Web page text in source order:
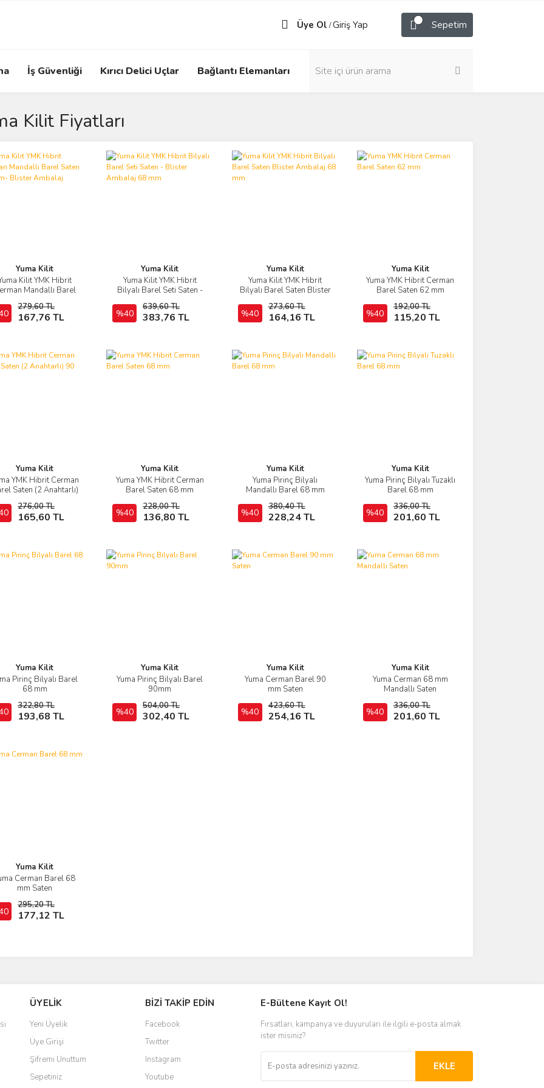
Üye Ol /Giriş Yap Sepetim
İş Güvenliği Kırıcı Delici Uçlar Bağlantı Elemanları
Kilit Fiyatları
Yuma Kilit
Kilit YMK Hibrit
Mandallı Barel
Ambalaj
279,60 TL
167,76 TL
İncele
Sepete Ekle
Yuma Kilit
Yuma Kilit YMK Hibrit
Bilyalı Barel Seti Saten -
%40
639,60 TL
383,76 TL
İncele
Sepete Ekle
Yuma Kilit
Yuma Kilit YMK Hibrit
Bilyalı Barel Saten Blister
%40
273,60 TL
164,16 TL
İncele
Sepete Ekle
Yuma Kilit
Yuma YMK Hibrit Cerman
Barel Saten 62 mm
%40
192,00 TL
115,20 TL
İncele
Sepete Ekle
Yuma Kilit
YMK Hibrit Cerman
Saten (2 Anahtarlı)
276,00 TL
165,60 TL
İncele
Sepete Ekle
Yuma Kilit
Yuma YMK Hibrit Cerman
Barel Saten 68 mm
%40
228,00 TL
136,80 TL
İncele
Sepete Ekle
Yuma Kilit
Yuma Pirinç Bilyalı
Mandallı Barel 68 mm
%40
380,40 TL
228,24 TL
İncele
Sepete Ekle
Yuma Kilit
Yuma Pirinç Bilyalı Tuzaklı
Barel 68 mm
%40
336,00 TL
201,60 TL
İncele
Sepete Ekle
Yuma Kilit
Pirinç Bilyalı Barel
68 mm
322,80 TL
193,68 TL
İncele
Sepete Ekle
Yuma Kilit
Yuma Pirinç Bilyalı Barel
90mm
%40
504,00 TL
302,40 TL
İncele
Sepete Ekle
Yuma Kilit
Yuma Cerman Barel 90
mm Saten
%40
423,60 TL
254,16 TL
İncele
Sepete Ekle
Yuma Kilit
Yuma Cerman 68 mm
Mandallı Saten
%40
336,00 TL
201,60 TL
İncele
Sepete Ekle
Yuma Kilit
Cerman Barel 68
mm Saten
295,20 TL
177,12 TL
İncele
Sepete Ekle
ÜYELİK
Yeni Üyelik
Üye Girişi
Şifremi Unuttum
Sepetiniz
BİZİ TAKİP EDİN
Facebook
Twitter
Instagram
Youtube
E-Bültene Kayıt Ol!
Fırsatları, kampanya ve duyuruları ile ilgili e-posta almak
ister misiniz?
EKLE